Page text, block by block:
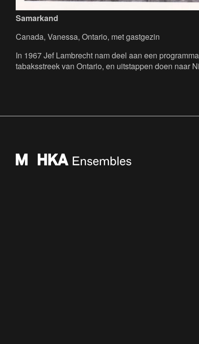
Samarkand
Canada, Vanessa, Ontario, met gastgezin
In 1967 Jef Lambrecht nam deel aan een
tabaksstreek van Ontario, en uitstappen doen naar